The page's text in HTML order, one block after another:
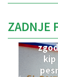
ZADNJE
V
kip